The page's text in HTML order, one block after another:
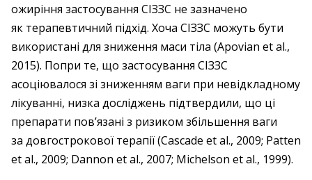
ожиріння застосування СІЗЗС не зазначено
як терапевтичний підхід. Хоча СІЗЗС можуть бути
використані для зниження маси тіла (Apovian et al.,
2015). Попри те, що застосування ­СІЗЗС
асоціювалося зі зниженням ваги при невідкладному
лікуванні, низка досліджень підтвердили, що ці
препарати пов’язані з ризиком збільшення ваги
за довгострокової терапії (Cascade et al., 2009; Patten
et al., 2009; Dannon et al., 2007; Michelson et al., 1999).